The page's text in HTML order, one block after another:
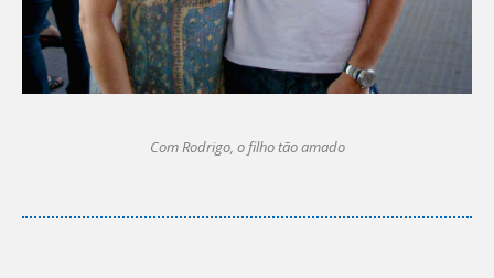
Com Rodrigo, o filho tão amado